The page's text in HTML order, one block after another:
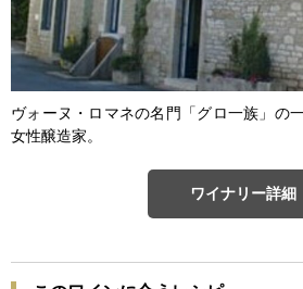
ヴォーヌ・ロマネの名門「グロ一族」の
女性醸造家。
ワイナリー詳細